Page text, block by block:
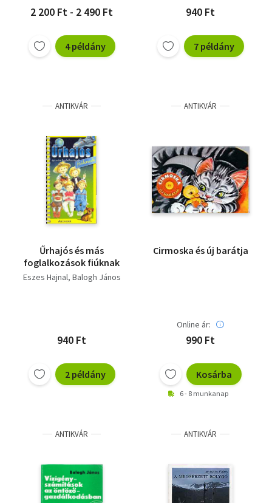
2 200 Ft - 2 490 Ft
4 példány
940 Ft
7 példány
ANTIKVÁR
Űrhajós és más
foglalkozások fiúknak
Eszes Hajnal Balogh János
940 Ft
2 példány
ANTIKVÁR
Cirmoska és új barátja
Online ár:
990 Ft
Kosárba
6 - 8 munkanap
ANTIKVÁR ANTIKVÁR